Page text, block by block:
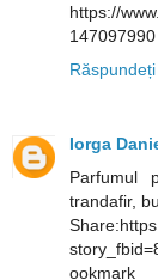
https://
147097990
Răspundeți
Iorga
Parfumul
trandafir,
ookmark